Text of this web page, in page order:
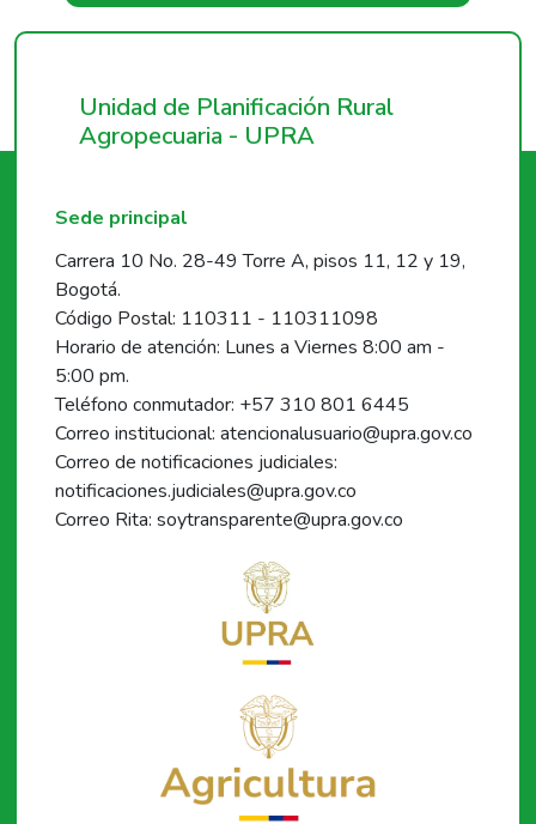
Unidad de Planificación Rural
Agropecuaria - UPRA
Sede principal
Carrera 10 No. 28-49 Torre A, pisos 11, 12 y 19,
Bogotá.
Código Postal: 110311 - 110311098
Horario de atención: Lunes a Viernes 8:00 am -
5:00 pm.
Teléfono conmutador: +57 310 801 6445
Correo institucional: atencionalusuario@upra.gov.co
Correo de notificaciones judiciales:
notificaciones.judiciales@upra.gov.co
Correo Rita: soytransparente@upra.gov.co